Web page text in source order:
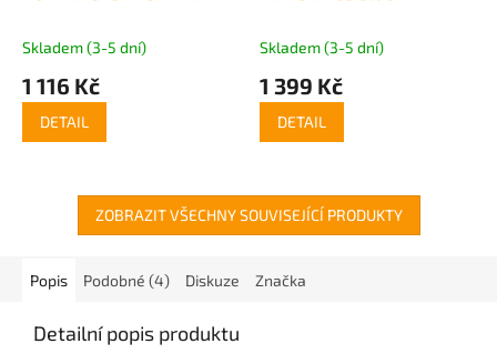
Skladem (3-5 dní)
1 116 Kč
DETAIL
Skladem (3-5 dní)
1 399 Kč
DETAIL
ZOBRAZIT VŠECHNY SOUVISEJÍCÍ PRODUKTY
Popis Podobné (4) Diskuze Značka
Detailní popis produktu